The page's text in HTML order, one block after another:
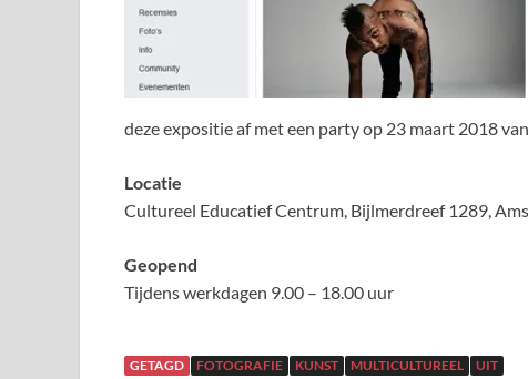
deze expositie af met een party op 23 maart 2018
Locatie
Cultureel Educatief Centrum, Bijlmerdreef 1289,
Geopend
Tijdens werkdagen 9.00 – 18.00 uur
GETAGD FOTOGRAFIE KUNST MULTICULTUREEL UIT